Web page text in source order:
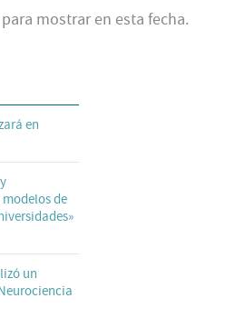
mostrar en esta fecha.
en
de
un